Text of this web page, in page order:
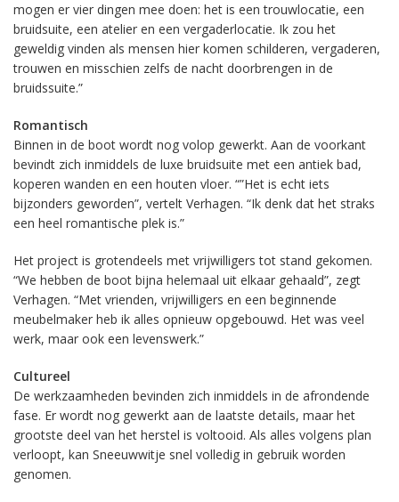
mogen er vier dingen mee doen: het is een trouwlocatie, een
bruidsuite, een atelier en een vergaderlocatie. Ik zou het
geweldig vinden als mensen hier komen schilderen, vergaderen,
trouwen en misschien zelfs de nacht doorbrengen in de
bruidssuite.”
Romantisch
Binnen in de boot wordt nog volop gewerkt. Aan de voorkant
bevindt zich inmiddels de luxe bruidsuite met een antiek bad,
koperen wanden en een houten vloer. “”Het is echt iets
bijzonders geworden”, vertelt Verhagen. “Ik denk dat het straks
een heel romantische plek is.”
Het project is grotendeels met vrijwilligers tot stand gekomen.
“We hebben de boot bijna helemaal uit elkaar gehaald”, zegt
Verhagen. “Met vrienden, vrijwilligers en een beginnende
meubelmaker heb ik alles opnieuw opgebouwd. Het was veel
werk, maar ook een levenswerk.”
Cultureel
De werkzaamheden bevinden zich inmiddels in de afrondende
fase. Er wordt nog gewerkt aan de laatste details, maar het
grootste deel van het herstel is voltooid. Als alles volgens plan
verloopt, kan Sneeuwwitje snel volledig in gebruik worden
genomen.